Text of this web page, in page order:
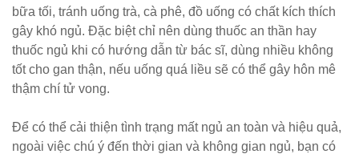
bữa tối, tránh uống trà, cà phê, đồ uống có chất kích thích
gây khó ngủ. Đặc biệt chỉ nên dùng thuốc an thần hay
thuốc ngủ khi có hướng dẫn từ bác sĩ, dùng nhiều không
tốt cho gan thận, nếu uống quá liều sẽ có thể gây hôn mê
thậm chí tử vong.
Để có thể cải thiện tình trạng mất ngủ an toàn và hiệu quả,
ngoài việc chú ý đến thời gian và không gian ngủ, bạn có